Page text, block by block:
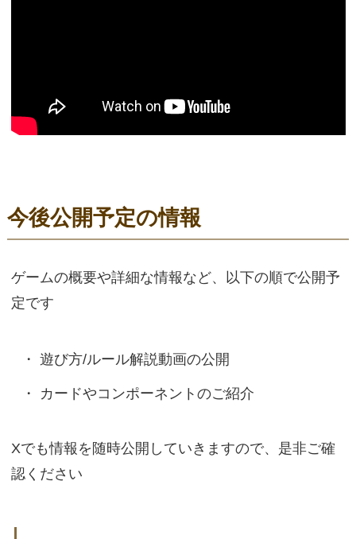
今後公開予定の情報
ゲームの概要や詳細な情報など、以下の順で公開予
定です
遊び方/ルール解説動画の公開
カードやコンポーネントのご紹介
Xでも情報を随時公開していきますので、是非ご確
認ください